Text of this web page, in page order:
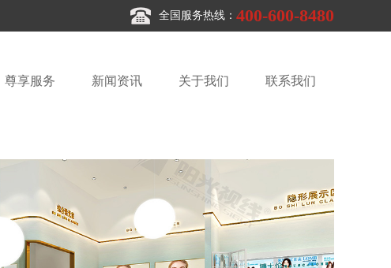
全国服务热线： 400-600-8480
尊享服务 新闻资讯 关于我们 联系我们